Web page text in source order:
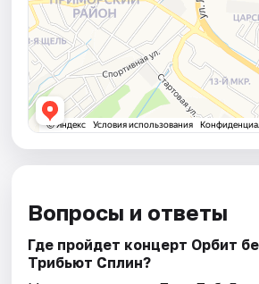
Вопросы и ответы
Где пройдет концерт Орбит
Трибьют Сплин?